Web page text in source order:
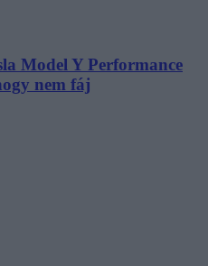
Model Y Performance
nem fáj